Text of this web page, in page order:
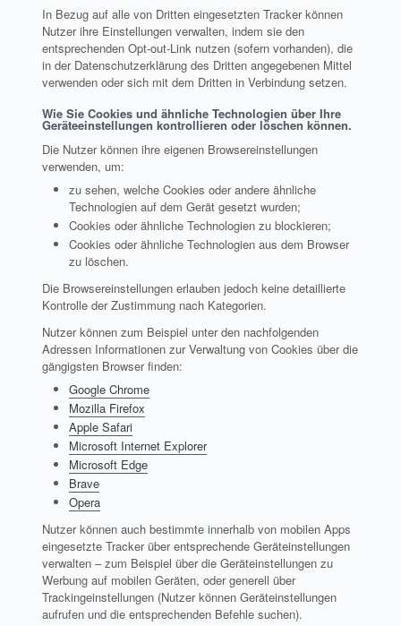
In Bezug auf alle von Dritten eingesetzten Tracker können
Nutzer ihre Einstellungen verwalten, indem sie den
entsprechenden Opt-out-Link nutzen (sofern vorhanden), die
in der Datenschutzerklärung des Dritten angegebenen Mittel
verwenden oder sich mit dem Dritten in Verbindung setzen.
Wie Sie Cookies und ähnliche Technologien über Ihre
Geräteeinstellungen kontrollieren oder löschen können.
Die Nutzer können ihre eigenen Browsereinstellungen
verwenden, um:
zu sehen, welche Cookies oder andere ähnliche
Technologien auf dem Gerät gesetzt wurden;
Cookies oder ähnliche Technologien zu blockieren;
Cookies oder ähnliche Technologien aus dem Browser
zu löschen.
Die Browsereinstellungen erlauben jedoch keine detaillierte
Kontrolle der Zustimmung nach Kategorien.
Nutzer können zum Beispiel unter den nachfolgenden
Adressen Informationen zur Verwaltung von Cookies über die
gängigsten Browser finden:
Google Chrome
Mozilla Firefox
Apple Safari
Microsoft Internet Explorer
Microsoft Edge
Brave
Opera
Nutzer können auch bestimmte innerhalb von mobilen Apps
eingesetzte Tracker über entsprechende Geräteinstellungen
verwalten – zum Beispiel über die Geräteinstellungen zu
Werbung auf mobilen Geräten, oder generell über
Trackingeinstellungen (Nutzer können Geräteinstellungen
aufrufen und die entsprechenden Befehle suchen).